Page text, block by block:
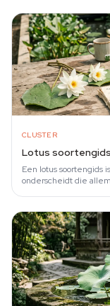
CLUSTER
Lotus
Een lotus
onderscheidt die